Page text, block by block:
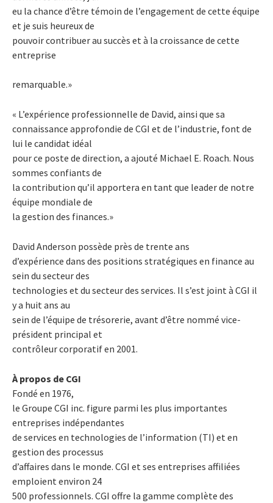
eu la chance d’être témoin de l’engagement de cette équipe
et je suis heureux de
pouvoir contribuer au succès et à la croissance de cette
entreprise
remarquable.»
« L’expérience professionnelle de David, ainsi que sa
connaissance approfondie de CGI et de l’industrie, font de
lui le candidat idéal
pour ce poste de direction, a ajouté Michael E. Roach. Nous
sommes confiants de
la contribution qu’il apportera en tant que leader de notre
équipe mondiale de
la gestion des finances.»
David Anderson possède près de trente ans
d’expérience dans des positions stratégiques en finance au
sein du secteur des
technologies et du secteur des services. Il s’est joint à CGI il
y a huit ans au
sein de l’équipe de trésorerie, avant d’être nommé vice-
président principal et
contrôleur corporatif en 2001.
À propos de CGI
Fondé en 1976,
le Groupe CGI inc. figure parmi les plus importantes
entreprises indépendantes
de services en technologies de l’information (TI) et en
gestion des processus
d’affaires dans le monde. CGI et ses entreprises affiliées
emploient environ 24
500 professionnels. CGI offre la gamme complète des